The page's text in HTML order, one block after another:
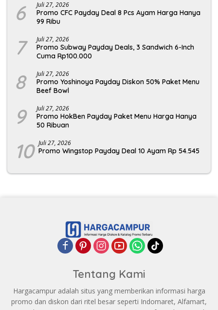
6 Juli 27, 2026
Promo CFC Payday Deal 8 Pcs Ayam Harga Hanya
99 Ribu
7 Juli 27, 2026
Promo Subway Payday Deals, 3 Sandwich 6-Inch
Cuma Rp100.000
8 Juli 27, 2026
Promo Yoshinoya Payday Diskon 50% Paket Menu
Beef Bowl
9 Juli 27, 2026
Promo HokBen Payday Paket Menu Harga Hanya
50 Ribuan
10 Juli 27, 2026
Promo Wingstop Payday Deal 10 Ayam Rp 54.545
Tentang Kami
Hargacampur adalah situs yang memberikan informasi harga
promo dan diskon dari ritel besar seperti Indomaret, Alfamart,